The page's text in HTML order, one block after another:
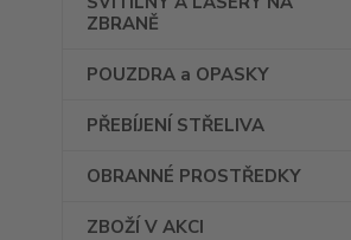
ZBRANĚ
POUZDRA a OPASKY
PŘEBÍJENÍ STŘELIVA
OBRANNÉ PROSTŘEDKY
ZBOŽÍ V AKCI